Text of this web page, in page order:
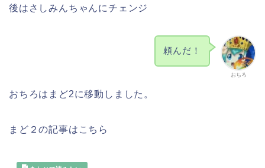
後はさしみんちゃんにチェンジ
おちろ
頼んだ！
おちろはまど2に移動しました。
まど２の記事はこちら